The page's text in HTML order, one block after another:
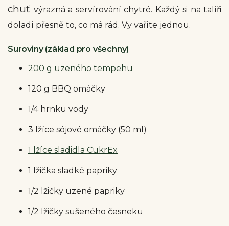
chuť výrazná a servírování chytré. Každý si na talíři
doladí přesně to, co má rád. Vy vaříte jednou.
Suroviny (základ pro všechny)
200 g uzeného tempehu
120 g BBQ omáčky
1/4 hrnku vody
3 lžíce sójové omáčky (50 ml)
1 lžíce sladidla CukrEx
1 lžička sladké papriky
1/2 lžičky uzené papriky
1/2 lžičky sušeného česneku